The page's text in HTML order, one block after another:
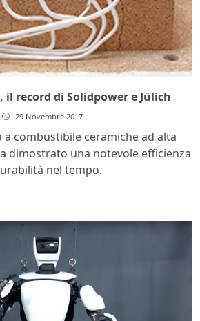
il record di Solidpower e Jülich
29 Novembre 2017
a combustibile ceramiche ad alta
dimostrato una notevole efficienza
nel tempo.